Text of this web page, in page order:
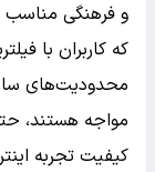
و فرهنگی مناسب
که کاربران با
محدودیت‌های
مواجه‌ هستند،
کیفیت تجربه